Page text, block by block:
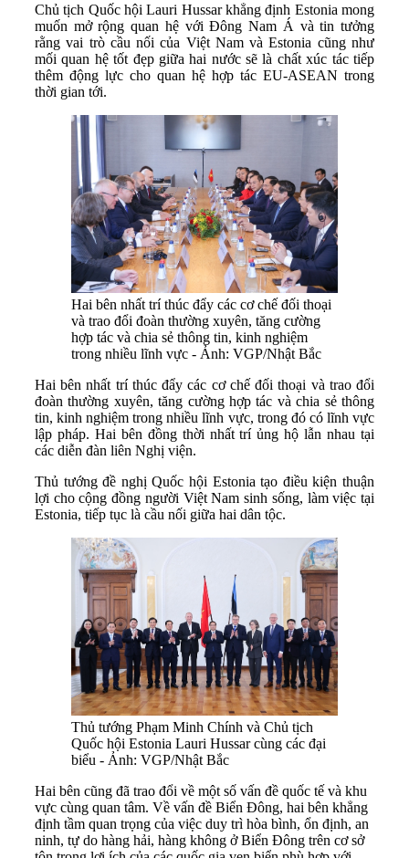
Chủ tịch Quốc hội Lauri Hussar khẳng định Estonia mong
muốn mở rộng quan hệ với Đông Nam Á và tin tưởng
rằng vai trò cầu nối của Việt Nam và Estonia cũng như
mối quan hệ tốt đẹp giữa hai nước sẽ là chất xúc tác tiếp
thêm động lực cho quan hệ hợp tác EU-ASEAN trong
thời gian tới.
Hai bên nhất trí thúc đẩy các cơ chế đối thoại
và trao đổi đoàn thường xuyên, tăng cường
hợp tác và chia sẻ thông tin, kinh nghiệm
trong nhiều lĩnh vực - Ảnh: VGP/Nhật Bắc
Hai bên nhất trí thúc đẩy các cơ chế đối thoại và trao đổi
đoàn thường xuyên, tăng cường hợp tác và chia sẻ thông
tin, kinh nghiệm trong nhiều lĩnh vực, trong đó có lĩnh vực
lập pháp. Hai bên đồng thời nhất trí ủng hộ lẫn nhau tại
các diễn đàn liên Nghị viện.
Thủ tướng đề nghị Quốc hội Estonia tạo điều kiện thuận
lợi cho cộng đồng người Việt Nam sinh sống, làm việc tại
Estonia, tiếp tục là cầu nối giữa hai dân tộc.
Thủ tướng Phạm Minh Chính và Chủ tịch
Quốc hội Estonia Lauri Hussar cùng các đại
biểu - Ảnh: VGP/Nhật Bắc
Hai bên cũng đã trao đổi về một số vấn đề quốc tế và khu
vực cùng quan tâm. Về vấn đề Biển Đông, hai bên khẳng
định tầm quan trọng của việc duy trì hòa bình, ổn định, an
ninh, tự do hàng hải, hàng không ở Biển Đông trên cơ sở